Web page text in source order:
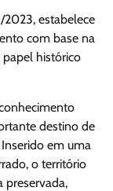
estabelece
com base na
papel histórico
destino de
em uma
o território
preservada,